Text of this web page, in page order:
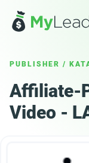
PUBLISHER /
Affiliate-
Video -